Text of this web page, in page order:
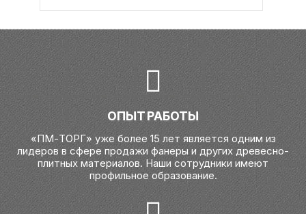
ОПЫТ РАБОТЫ
«ПМ-ТОРГ» уже более 15 лет является одним из
лидеров в сфере продажи фанеры и других древесно-
плитных материалов. Наши сотрудники имеют
профильное образование.